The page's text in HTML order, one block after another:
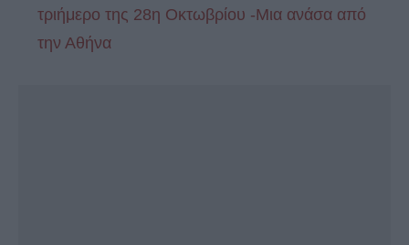
τριήμερο της 28η Οκτωβρίου -Μια ανάσα από
την Αθήνα